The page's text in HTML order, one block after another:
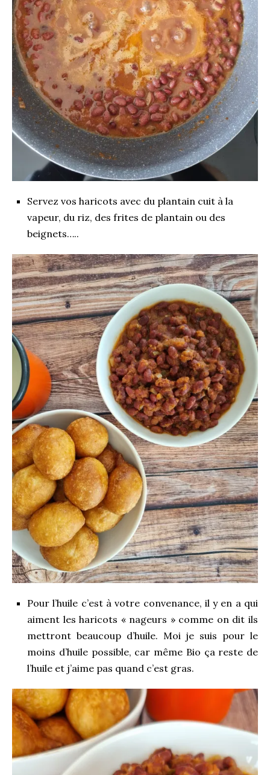
Servez vos haricots avec du plantain cuit à la
vapeur, du riz, des frites de plantain ou des
beignets…..
Pour l’huile c’est à votre convenance, il y en a qui
aiment les haricots « nageurs » comme on dit ils
mettront beaucoup d’huile. Moi je suis pour le
moins d’huile possible, car même Bio ça reste de
l’huile et j’aime pas quand c’est gras.